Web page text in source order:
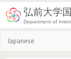
弘前大学
Department of